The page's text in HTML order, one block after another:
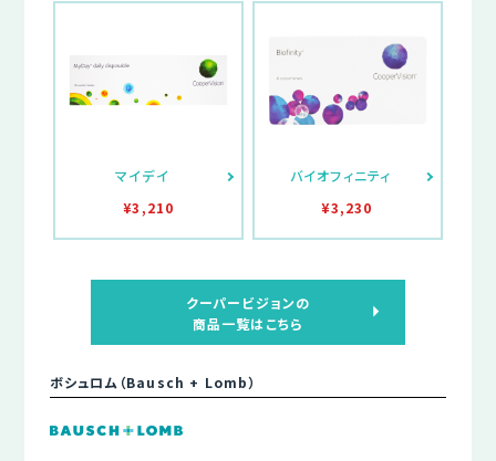
マイデイ
¥3,210
バイオフィニティ
¥3,230
クーパービジョンの
商品一覧はこちら
ボシュロム（Bausch + Lomb）